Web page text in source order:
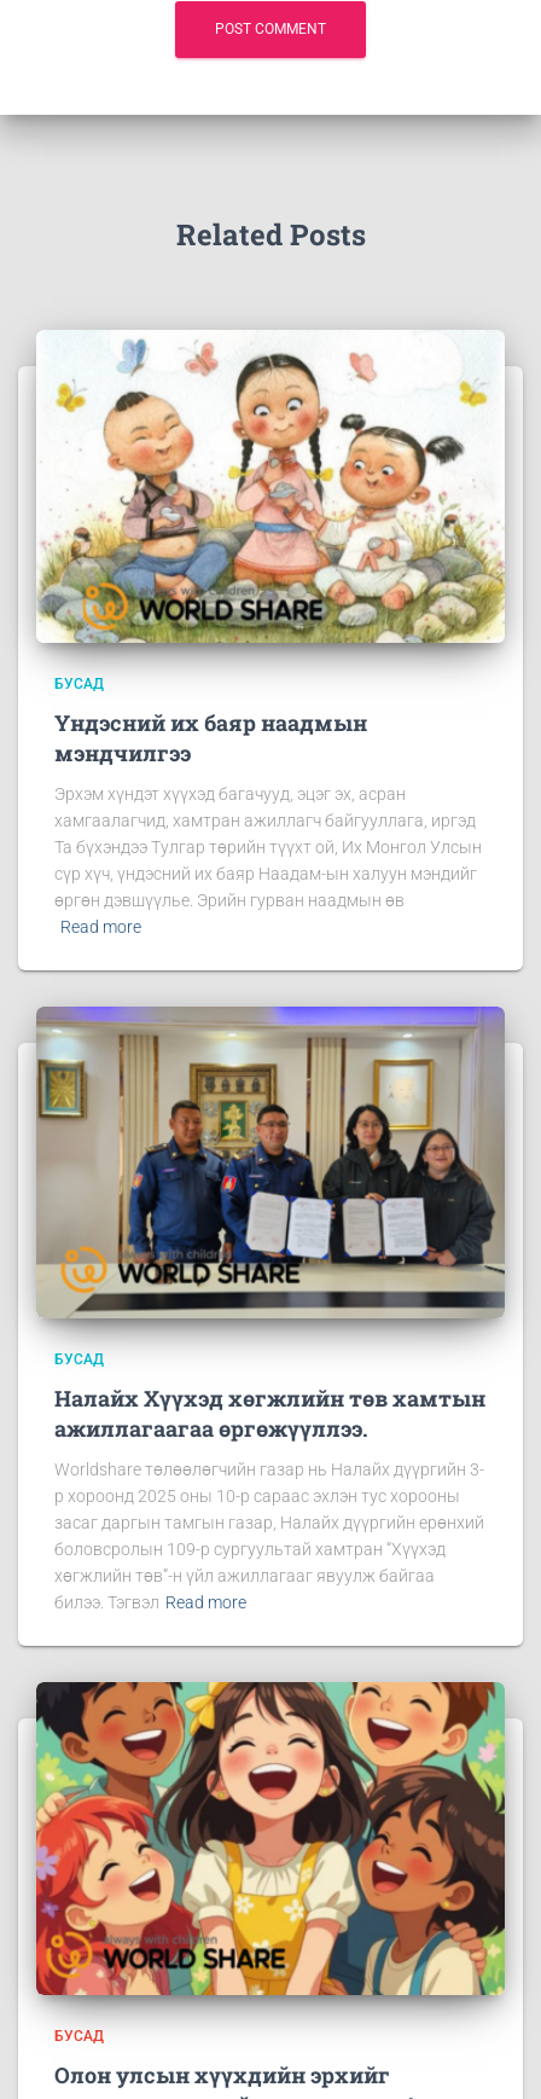
Related Posts
БУСАД
Үндэсний их баяр наадмын
мэндчилгээ
Эрхэм хүндэт хүүхэд багачууд, эцэг эх, асран
хамгаалагчид, хамтран ажиллагч байгууллага, иргэд
Та бүхэндээ Тулгар төрийн түүхт ой, Их Монгол Улсын
сүр хүч, үндэсний их баяр Наадам-ын халуун мэндийг
өргөн дэвшүүлье. Эрийн гурван наадмын өв
Read more
БУСАД
Налайх Хүүхэд хөгжлийн төв хамтын
ажиллагаагаа өргөжүүллээ.
Worldshare төлөөлөгчийн газар нь Налайх дүүргийн 3-
р хороонд 2025 оны 10-р сараас эхлэн тус хорооны
засаг даргын тамгын газар, Налайх дүүргийн ерөнхий
боловсролын 109-р сургуультай хамтран “Хүүхэд
хөгжлийн төв”-н үйл ажиллагааг явуулж байгаа
билээ. Тэгвэл Read more
БУСАД
Олон улсын хүүхдийн эрхийг